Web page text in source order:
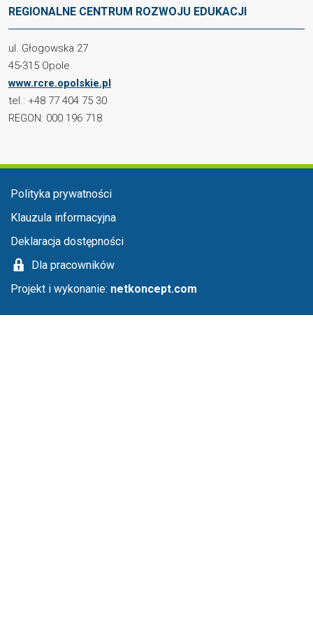
REGIONALNE CENTRUM ROZWOJU EDUKACJI
ul. Głogowska 27
45-315 Opole
www.rcre.opolskie.pl
tel.: +48 77 404 75 30
REGON: 000 196 718
Menu stopka
Polityka prywatności
Klauzula informacyjna
Deklaracja dostępności
Dla pracowników
Projekt i wykonanie: netkoncept.com